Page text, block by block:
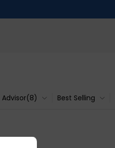
Best Selling
Advisor(8)